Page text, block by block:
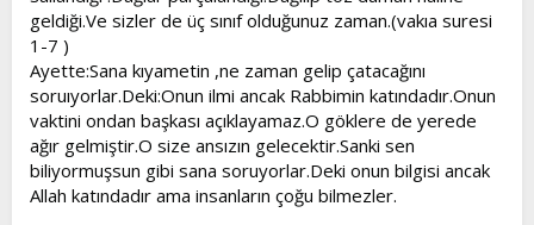
geldiği.Ve sizler de üç sınıf olduğunuz zaman.(vakıa suresi
1-7 )
Ayette:Sana kıyametin ,ne zaman gelip çatacağını
soruıyorlar.Deki:Onun ilmi ancak Rabbimin katındadır.Onun
vaktini ondan başkası açıklayamaz.O göklere de yerede
ağır gelmiştir.O size ansızın gelecektir.Sanki sen
biliyormuşsun gibi sana soruyorlar.Deki onun bilgisi ancak
Allah katındadır ama insanların çoğu bilmezler.